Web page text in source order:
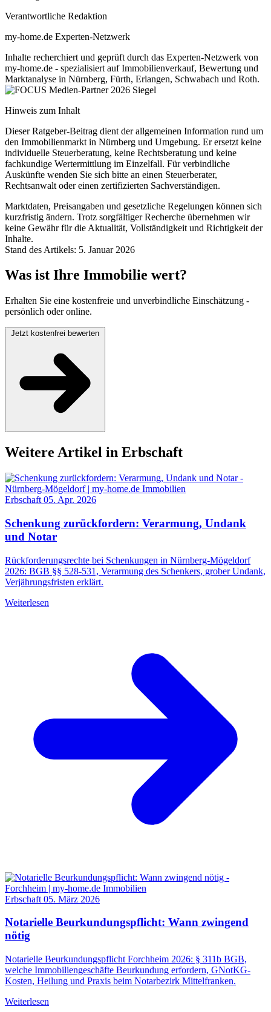
Verantwortliche Redaktion
my-home.de Experten-Netzwerk
Inhalte recherchiert und geprüft durch das Experten-Netzwerk von
my-home.de - spezialisiert auf Immobilienverkauf, Bewertung und
Marktanalyse in Nürnberg, Fürth, Erlangen, Schwabach und Roth.
Hinweis zum Inhalt
Dieser Ratgeber-Beitrag dient der allgemeinen Information rund um
den Immobilienmarkt in Nürnberg und Umgebung. Er ersetzt keine
individuelle Steuerberatung, keine Rechtsberatung und keine
fachkundige Wertermittlung im Einzelfall. Für verbindliche
Auskünfte wenden Sie sich bitte an einen Steuerberater,
Rechtsanwalt oder einen zertifizierten Sachverständigen.
Marktdaten, Preisangaben und gesetzliche Regelungen können sich
kurzfristig ändern. Trotz sorgfältiger Recherche übernehmen wir
keine Gewähr für die Aktualität, Vollständigkeit und Richtigkeit der
Inhalte.
Stand des Artikels: 5. Januar 2026
Was ist Ihre Immobilie wert?
Erhalten Sie eine kostenfreie und unverbindliche Einschätzung -
persönlich oder online.
Weitere Artikel in Erbschaft
Erbschaft 05. Apr. 2026
Schenkung zurückfordern: Verarmung, Undank
und Notar
Rückforderungsrechte bei Schenkungen in Nürnberg-Mögeldorf
2026: BGB §§ 528-531, Verarmung des Schenkers, grober Undank,
Verjährungsfristen erklärt.
Weiterlesen
Erbschaft 05. März 2026
Notarielle Beurkundungspflicht: Wann zwingend
nötig
Notarielle Beurkundungspflicht Forchheim 2026: § 311b BGB,
welche Immobiliengeschäfte Beurkundung erfordern, GNotKG-
Kosten, Heilung und Praxis beim Notarbezirk Mittelfranken.
Weiterlesen